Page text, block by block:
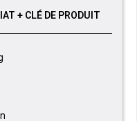
+ CLÉ DE PRODUIT